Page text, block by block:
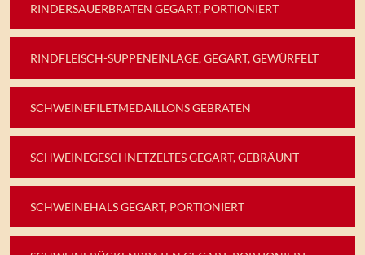
RINDERSAUERBRATEN GEGART, PORTIONIERT
RINDFLEISCH-SUPPENEINLAGE, GEGART, GEWÜRFELT
SCHWEINEFILETMEDAILLONS GEBRATEN
SCHWEINEGESCHNETZELTES GEGART, GEBRÄUNT
SCHWEINEHALS GEGART, PORTIONIERT